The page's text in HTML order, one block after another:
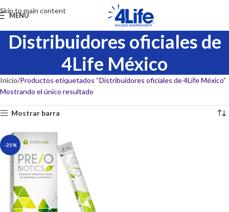
Skip to main content
MENU
Distribuidores oficiales de
4Life México
Inicio Productos etiquetados “Distribuidores oficiales de 4Life México”
Mostrando el único resultado
Mostrar barra
-25%